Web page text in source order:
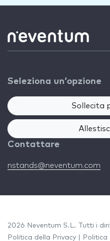
Seleziona un’opzione
Sollecita
Contattare
nstands@neventum.com
2026 Neventum S.L. Tutti i
Politica della Privacy
Politica